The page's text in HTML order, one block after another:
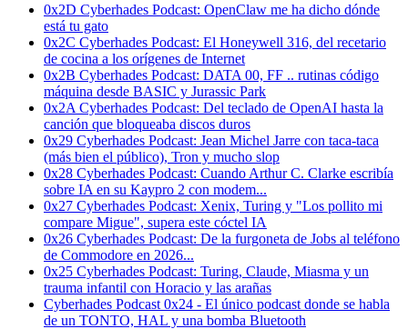
0x2D Cyberhades Podcast: OpenClaw me ha dicho dónde
está tu gato
0x2C Cyberhades Podcast: El Honeywell 316, del recetario
de cocina a los orígenes de Internet
0x2B Cyberhades Podcast: DATA 00, FF .. rutinas código
máquina desde BASIC y Jurassic Park
0x2A Cyberhades Podcast: Del teclado de OpenAI hasta la
canción que bloqueaba discos duros
0x29 Cyberhades Podcast: Jean Michel Jarre con taca-taca
(más bien el público), Tron y mucho slop
0x28 Cyberhades Podcast: Cuando Arthur C. Clarke escribía
sobre IA en su Kaypro 2 con modem...
0x27 Cyberhades Podcast: Xenix, Turing y "Los pollito mi
compare Migue", supera este cóctel IA
0x26 Cyberhades Podcast: De la furgoneta de Jobs al teléfono
de Commodore en 2026...
0x25 Cyberhades Podcast: Turing, Claude, Miasma y un
trauma infantil con Horacio y las arañas
Cyberhades Podcast 0x24 - El único podcast donde se habla
de un TONTO, HAL y una bomba Bluetooth